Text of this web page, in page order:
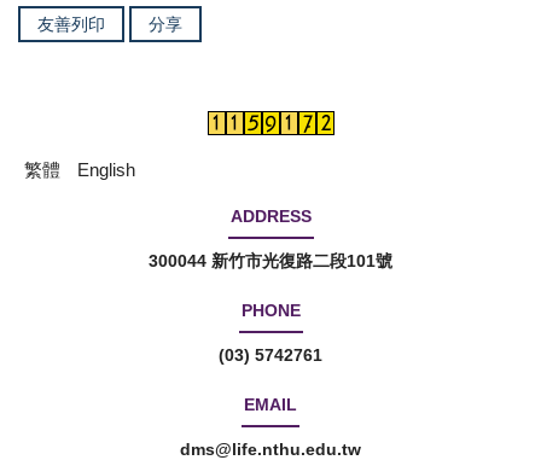
友善列印 分享
繁體 English
ADDRESS
300044 新竹市光復路二段101號
PHONE
(03) 5742761
EMAIL
dms@life.nthu.edu.tw